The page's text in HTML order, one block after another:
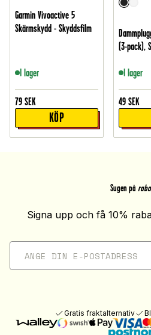
Garmin Vivoactive 5
Skärmskydd - Skyddsfilm
I lager
79 SEK
KÖP
(3-pack),
I lager
49 SEK
Sugen på
Signa upp och få 10%
Gratis fraktalternativ